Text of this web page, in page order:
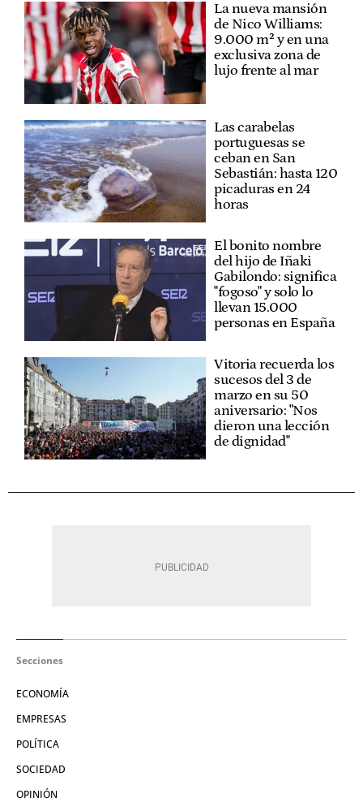
La nueva mansión
de Nico Williams:
9.000 m² y en una
exclusiva zona de
lujo frente al mar
Las carabelas
portuguesas se
ceban en San
Sebastián: hasta 120
picaduras en 24
horas
El bonito nombre
del hijo de Iñaki
Gabilondo: significa
"fogoso" y solo lo
llevan 15.000
personas en España
Vitoria recuerda los
sucesos del 3 de
marzo en su 50
aniversario: "Nos
dieron una lección
de dignidad"
Secciones
ECONOMÍA
EMPRESAS
POLÍTICA
SOCIEDAD
OPINIÓN